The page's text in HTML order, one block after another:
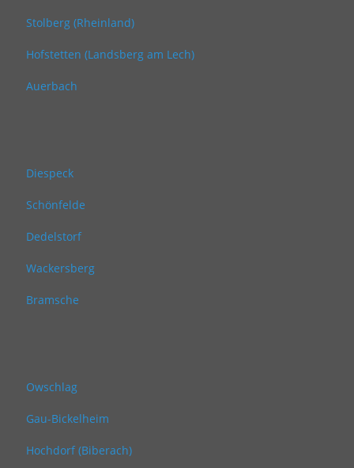
Stolberg (Rheinland)
Hofstetten (Landsberg am Lech)
Auerbach
Diespeck
Schönfelde
Dedelstorf
Wackersberg
Bramsche
Owschlag
Gau-Bickelheim
Hochdorf (Biberach)